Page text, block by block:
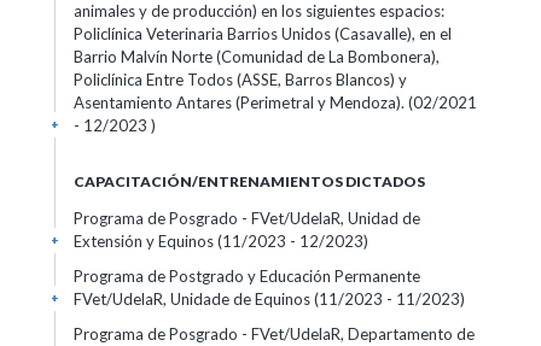
animales y de producción) en los siguientes espacios:
Policlínica Veterinaria Barrios Unidos (Casavalle), en el
Barrio Malvín Norte (Comunidad de La Bombonera),
Policlínica Entre Todos (ASSE, Barros Blancos) y
Asentamiento Antares (Perimetral y Mendoza). (02/2021
- 12/2023 )
+
CAPACITACIÓN/ENTRENAMIENTOS DICTADOS
Programa de Posgrado - FVet/UdelaR, Unidad de
Extensión y Equinos (11/2023 - 12/2023)
+
Programa de Postgrado y Educación Permanente
FVet/UdelaR, Unidade de Equinos (11/2023 - 11/2023)
+
Programa de Posgrado - FVet/UdelaR, Departamento de